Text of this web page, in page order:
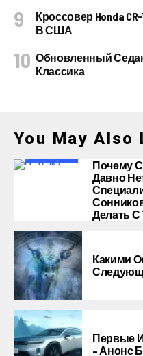
Кроссовер Honda
В США
Обновленный
Классика
You May Also
Почему
Давно
Делать
Какими
Первые
– Анонс